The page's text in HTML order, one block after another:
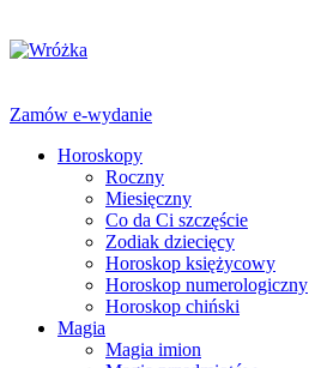
Zamów e-wydanie
Horoskopy
Roczny
Miesięczny
Co da Ci szczęście
Zodiak dziecięcy
Horoskop księżycowy
Horoskop numerologiczny
Horoskop chiński
Magia
Magia imion